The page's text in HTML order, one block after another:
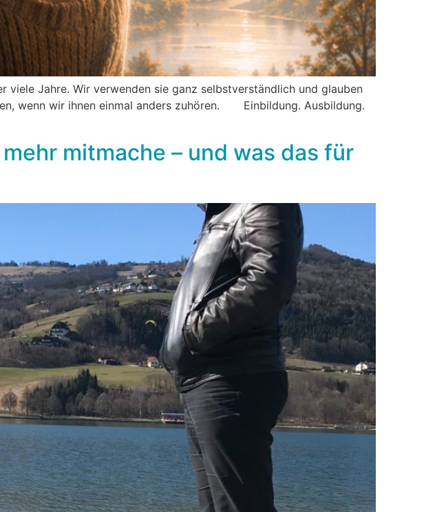
Jahre. Wir verwenden sie ganz selbstverständlich und glauben
wenn wir ihnen einmal anders zuhören. Einbildung. Ausbildung.
mitmache – und was das für